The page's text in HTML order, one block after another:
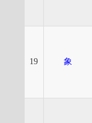
19 象